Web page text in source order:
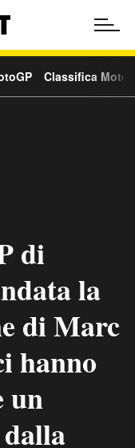
Classifica
di
la
di Marc
hanno
un